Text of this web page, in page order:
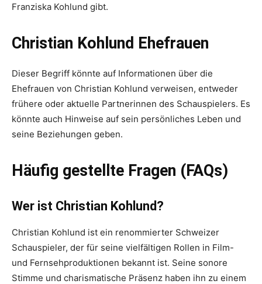
Franziska Kohlund gibt.
Christian Kohlund Ehefrauen
Dieser Begriff könnte auf Informationen über die
Ehefrauen von Christian Kohlund verweisen, entweder
frühere oder aktuelle Partnerinnen des Schauspielers. Es
könnte auch Hinweise auf sein persönliches Leben und
seine Beziehungen geben.
Häufig gestellte Fragen (FAQs)
Wer ist Christian Kohlund?
Christian Kohlund ist ein renommierter Schweizer
Schauspieler, der für seine vielfältigen Rollen in Film-
und Fernsehproduktionen bekannt ist. Seine sonore
Stimme und charismatische Präsenz haben ihn zu einem